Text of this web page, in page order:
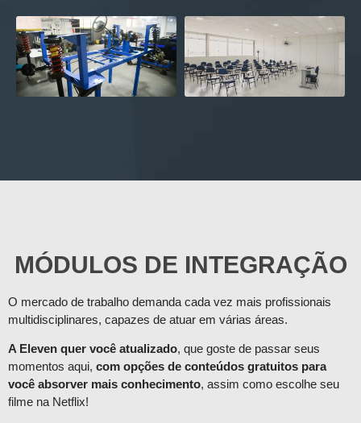
MÓDULOS DE INTEGRAÇÃO
O mercado de trabalho demanda cada vez mais profissionais
multidisciplinares, capazes de atuar em várias áreas.
A Eleven quer você atualizado, que goste de passar seus
momentos aqui, com opções de conteúdos gratuitos para
você absorver mais conhecimento, assim como escolhe seu
filme na Netflix!